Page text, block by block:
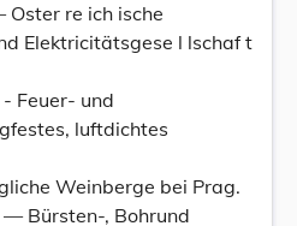
re ich ische
Elektricitätsgese l lschaf t
Feuer- und
luftdichtes
Weinberge bei Prag.
— Bürsten-, Bohrund